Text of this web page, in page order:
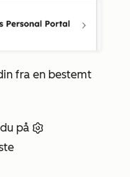
fra en bestemt
på